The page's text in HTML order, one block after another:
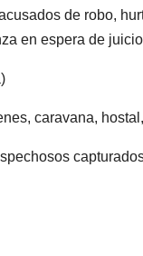
​​de robo,
en espera de
caravana,